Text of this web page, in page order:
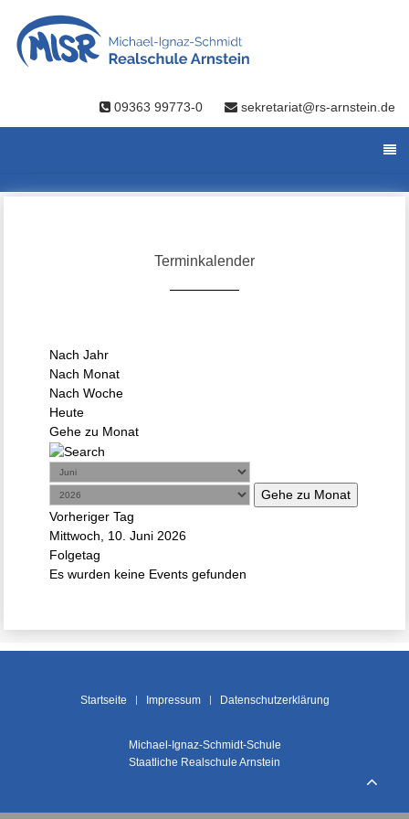
09363 99773-0 sekretariat@rs-arnstein.de
Terminkalender
Nach Jahr
Nach Monat
Nach Woche
Heute
Gehe zu Monat
Gehe zu Monat
Vorheriger Tag
Mittwoch, 10. Juni 2026
Folgetag
Es wurden keine Events gefunden
Startseite Impressum Datenschutzerklärung
Michael-Ignaz-Schmidt-Schule
Staatliche Realschule Arnstein